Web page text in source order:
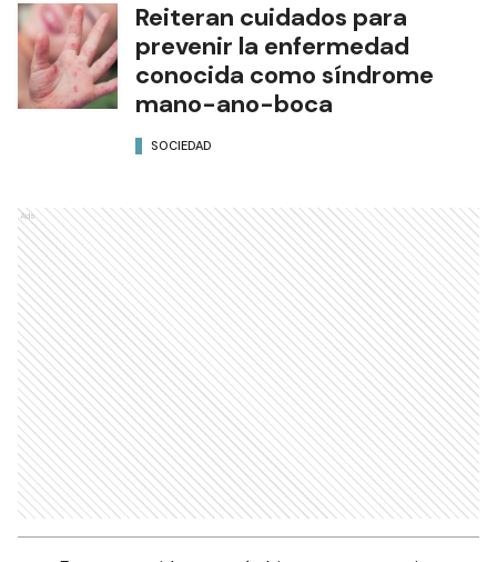
Reiteran cuidados para
prevenir la enfermedad
conocida como síndrome
mano-ano-boca
SOCIEDAD
Ads